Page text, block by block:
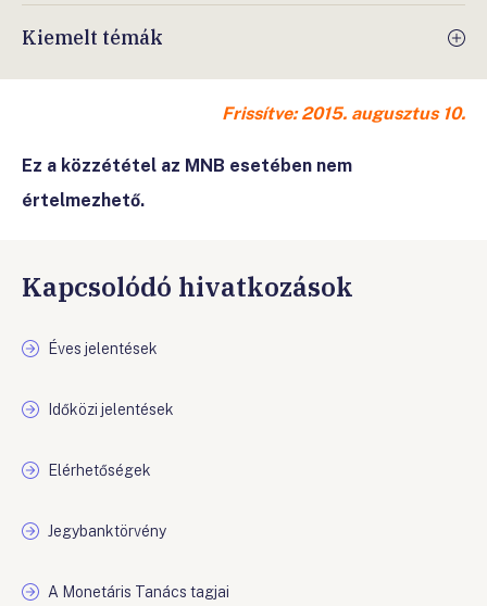
Kiemelt témák
Frissítve: 2015. augusztus 10.
Ez a közzététel az MNB esetében nem
értelmezhető.
Kapcsolódó hivatkozások
Éves jelentések
Időközi jelentések
Elérhetőségek
Jegybanktörvény
A Monetáris Tanács tagjai